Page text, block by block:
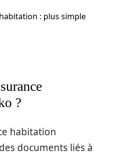
: plus simple
?
habitation
documents liés à